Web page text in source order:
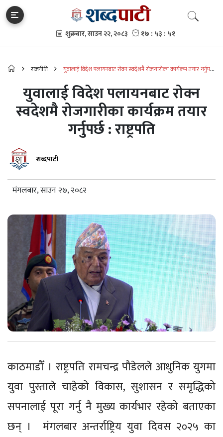
राजनीति
युवालाई विदेश पलायनबाट रोक्न स्वदेशमै रोजगारीका कार्यक्रम तयार गर्नुपर्छ
युवालाई विदेश पलायनबाट रोक्न
स्वदेशमै रोजगारीका कार्यक्रम तयार
गर्नुपर्छ : राष्ट्रपति
शब्दपाटी
मंगलबार, साउन २७, २०८२
काठमाडौँ । राष्ट्रपति रामचन्द्र पौडेलले आधुनिक युगमा
युवा पुस्ताले चाहेको विकास, सुशासन र समृद्धिको
सपनालाई पूरा गर्नु नै मुख्य कार्यभार रहेको बताएका
छन् । मंगलबार अन्तर्राष्ट्रिय युवा दिवस २०२५ का